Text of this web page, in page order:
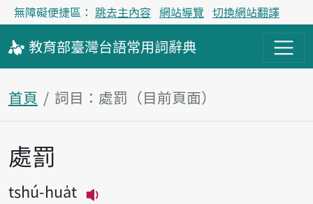
無障礙便捷區： 跳去主內容 網站導覽 切換網站翻譯
教育部臺灣台語常用詞辭典
首頁 詞目：處罰（目前頁面）
主內容區塊
處罰
tshú-hua̍t